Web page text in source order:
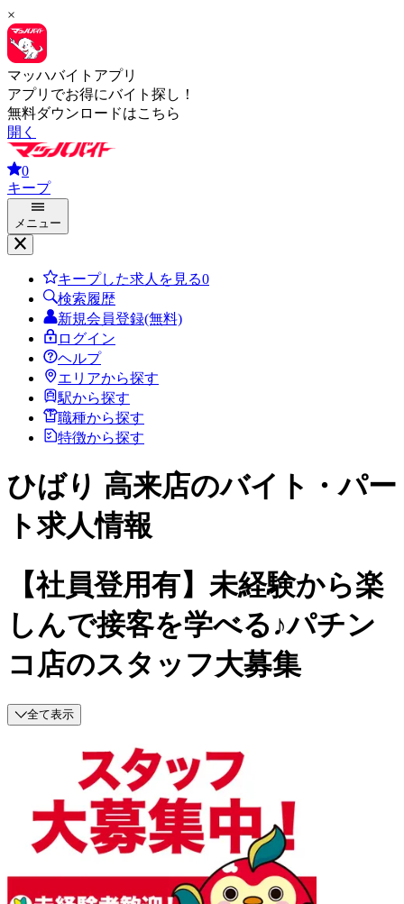
×
マッハバイトアプリ
アプリでお得にバイト探し！
無料ダウンロードはこちら
開く
0
キープ
メニュー
キープした求人を見る0
検索履歴
新規会員登録(無料)
ログイン
ヘルプ
エリアから探す
駅から探す
職種から探す
特徴から探す
ひばり 高来店のバイト・パー
ト求人情報
【社員登用有】未経験から楽
しんで接客を学べる♪パチン
コ店のスタッフ大募集
全て表示